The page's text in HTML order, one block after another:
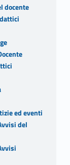
docente
ed eventi
del